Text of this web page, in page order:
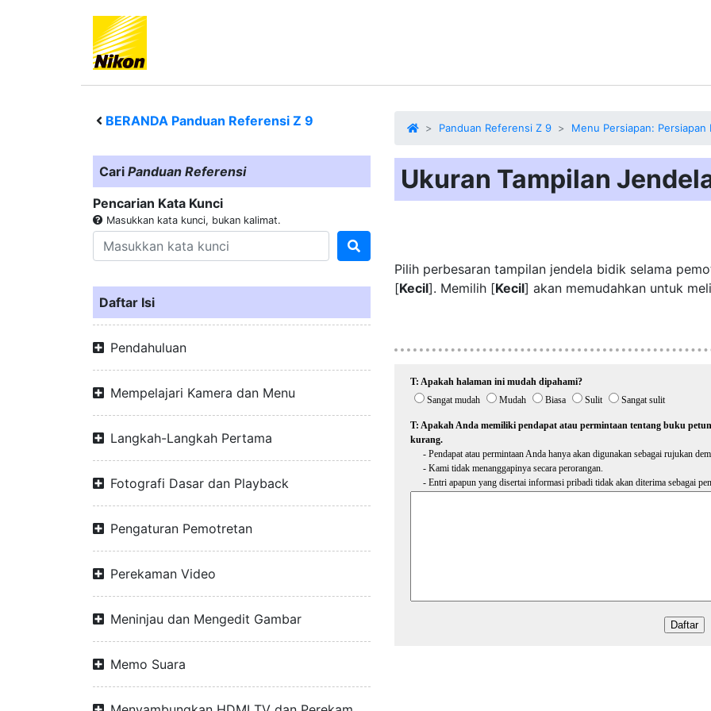
BERANDA Panduan Referensi Z 9
Cari Panduan Referensi
Pencarian Kata Kunci
Masukkan kata kunci, bukan kalimat.
Daftar Isi
Pendahuluan
Mempelajari Kamera dan Menu
Langkah-Langkah Pertama
Fotografi Dasar dan Playback
Pengaturan Pemotretan
Perekaman Video
Meninjau dan Mengedit Gambar
Memo Suara
Panduan Referensi Z 9 Menu Persiapan: Persiapan
Ukuran Tampilan
Pilih perbesaran tampilan jendela bidik selama
[Kecil]. Memilih [Kecil] akan memudahkan untuk